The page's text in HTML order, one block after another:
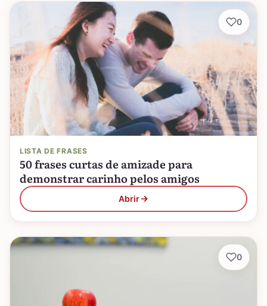
LISTA DE FRASES
50 frases curtas de amizade para
demonstrar carinho pelos amigos
Abrir
0
0